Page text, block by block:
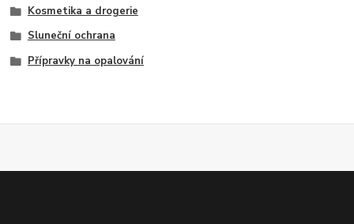
Kosmetika a drogerie
Sluneční ochrana
Přípravky na opalování